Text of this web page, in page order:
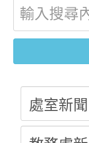
報，
宣導。
學年
結果(
【甄
學年
結果(
轉知
9月16
1次會
函轉
推動
計畫